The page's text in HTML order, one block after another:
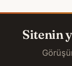
Sitenin